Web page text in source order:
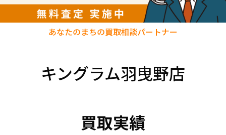
キングラム羽曳野店
あなたのまちの買取相談パートナー
買取実績